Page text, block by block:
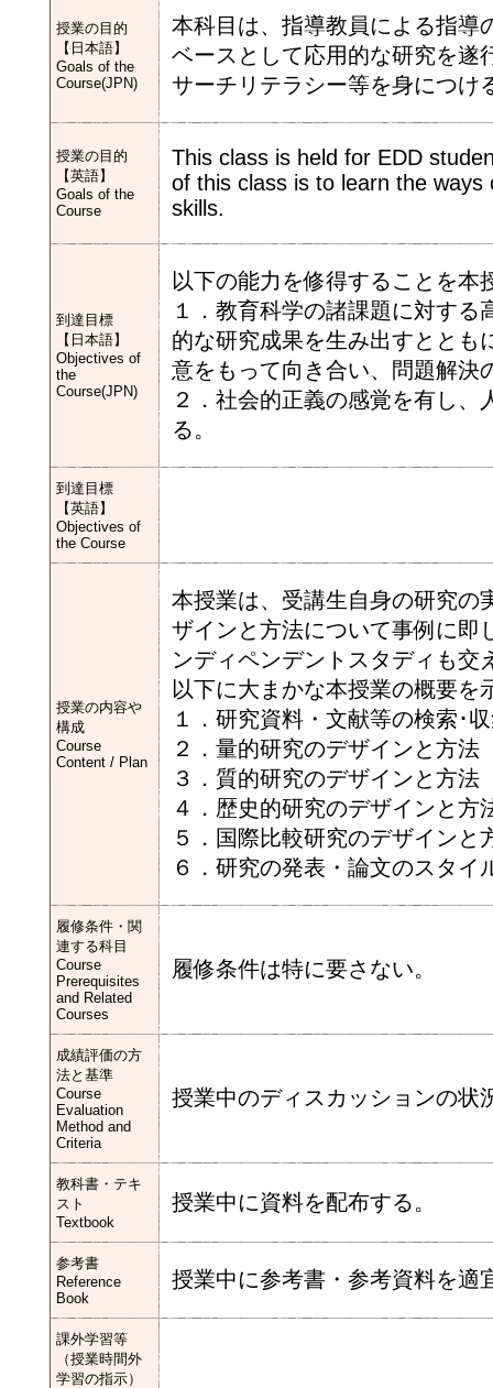
授業の目的
【日本語】
Goals of the
Course(JPN)
本科目は、指導教員による指導
ベースとして応用的な研究を遂
サーチリテラシー等を身につけ
授業の目的
【英語】
Goals of the
Course
This class is held for EDD
of this class is to learn the
skills.
到達目標
【日本語】
Objectives of
the
Course(JPN)
以下の能力を修得することを本
１．教育科学の諸課題に対す
的な研究成果を生み出すととも
意をもって向き合い、問題解決
２．社会的正義の感覚を有し
る。
到達目標
【英語】
Objectives of
the Course
授業の内容や
構成
Course
Content / Plan
本授業は、受講生自身の研究の
ザインと方法について事例に即
ンディペンデントスタディも交
以下に大まかな本授業の概要を
１．研究資料・文献等の検索･
２．量的研究のデザインと方法
３．質的研究のデザインと方法
４．歴史的研究のデザインと方
５．国際比較研究のデザインと
６．研究の発表・論文のスタイ
履修条件・関
連する科目
Course
Prerequisites
and Related
Courses
履修条件は特に要さない。
成績評価の方
法と基準
Course
Evaluation
Method and
Criteria
授業中のディスカッションの状
教科書・テキ
スト
Textbook
授業中に資料を配布する。
参考書
Reference
Book
授業中に参考書・参考資料を適
課外学習等
（授業時間外
学習の指示）